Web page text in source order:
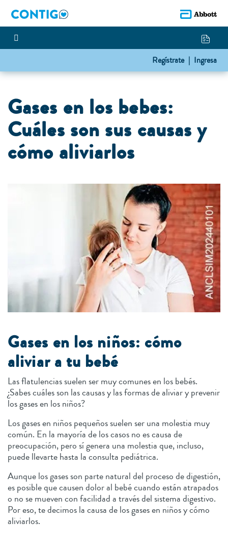
Regístrate | Ingresa
Gases en los bebes:
Cuáles son sus causas y
cómo aliviarlos
Gases en los niños: cómo
aliviar a tu bebé
Las flatulencias suelen ser muy comunes en los bebés.
¿Sabes cuáles son las causas y las formas de aliviar y prevenir
los gases en los niños?
Los gases en niños pequeños suelen ser una molestia muy
común. En la mayoría de los casos no es causa de
preocupación, pero sí genera una molestia que, incluso,
puede llevarte hasta la consulta pediátrica.
Aunque los gases son parte natural del proceso de digestión,
es posible que causen dolor al bebé cuando están atrapados
o no se mueven con facilidad a través del sistema digestivo.
Por eso, te decimos la causa de los gases en niños y cómo
aliviarlos.